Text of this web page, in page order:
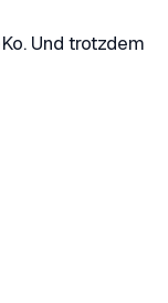
Und trotzdem